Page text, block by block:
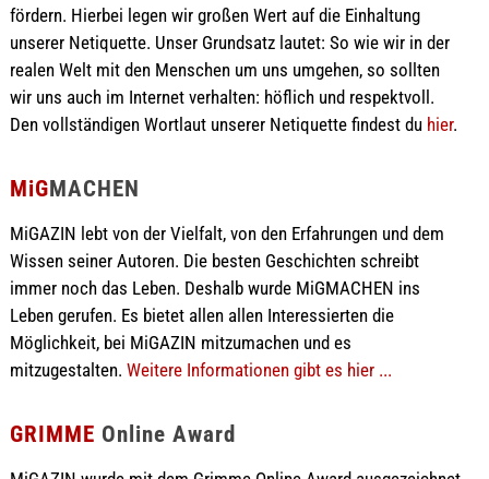
fördern. Hierbei legen wir großen Wert auf die Einhaltung
unserer Netiquette. Unser Grundsatz lautet: So wie wir in der
realen Welt mit den Menschen um uns umgehen, so sollten
wir uns auch im Internet verhalten: höflich und respektvoll.
Den vollständigen Wortlaut unserer Netiquette findest du hier.
MiGMACHEN
MiGAZIN lebt von der Vielfalt, von den Erfahrungen und dem
Wissen seiner Autoren. Die besten Geschichten schreibt
immer noch das Leben. Deshalb wurde MiGMACHEN ins
Leben gerufen. Es bietet allen allen Interessierten die
Möglichkeit, bei MiGAZIN mitzumachen und es
mitzugestalten. Weitere Informationen gibt es hier ...
GRIMME Online Award